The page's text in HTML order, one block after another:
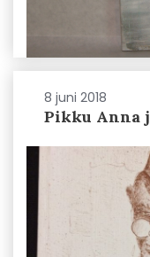
8 juni 2018
Pikku Anna